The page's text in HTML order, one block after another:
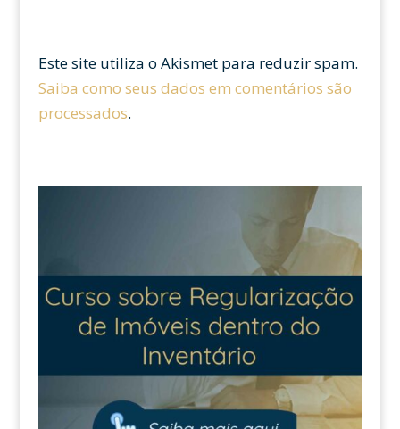
Este site utiliza o Akismet para reduzir spam.
Saiba como seus dados em comentários são
processados.